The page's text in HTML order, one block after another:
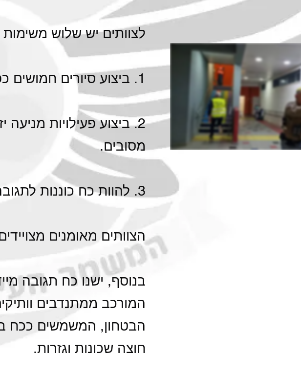
לצוותים יש שלוש משימות
1. ביצוע סיורים חמושים כפעילות שוטפת.
2. ביצוע פעילויות
מסובים.
3. להוות כח כוננות לתגובה במקרה של אירוע.
הצוותים מאומנים
בנוסף, ישנו כח תגובה
המורכב ממתנדבים
הבטחון, המשמשים ככח
חוצה שכונות וגזרות.